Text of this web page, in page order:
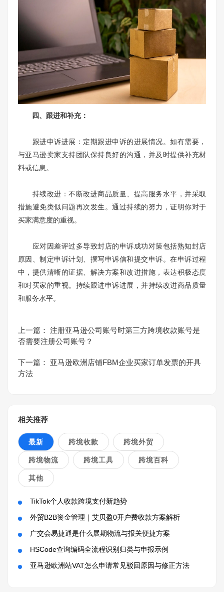
四、跟进和补充：
跟进申诉进展：定期跟进申诉的进展情况。如有需要，
与亚马逊卖家支持团队保持良好的沟通，并及时提供补充材
料或信息。
持续改进：不断改进商品质量、提高服务水平，并采取
措施避免类似问题再次发生。通过持续的努力，证明你对于
买家满意度的重视。
应对因差评过多导致封店的申诉成功对策包括熟知封店
原因、制定申诉计划、撰写申诉信和提交申诉。在申诉过程
中，提供清晰的证据、解决方案和改进措施，表达积极态度
和对买家的重视。持续跟进申诉进展，并持续改进商品质量
和服务水平。
上一篇： 注册亚马逊公司账号时第三方跨境收款账号是
否需要注册公司账号？
下一篇：
亚马逊欧洲店铺FBM企业买家订单发票的开具
方法
相关推荐
最新 跨境收款 跨境外贸
跨境物流 跨境工具 跨境百科
其他
TikTok个人收款跨境支付新趋势
外贸B2B资金管理｜艾贝盈0开户费收款方案解析
广交会易捷通是什么展期物流与报关便捷方案
HSCode查询编码全流程识别归类与申报示例
亚马逊欧洲站VAT怎么申请常见驳回原因与修正方法